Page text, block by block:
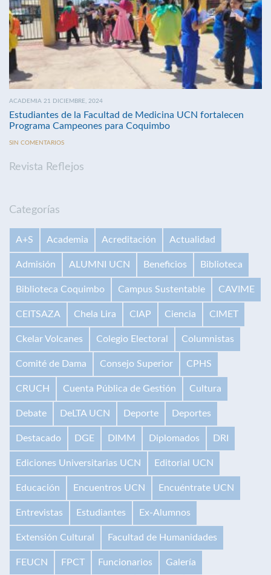
ACADEMIA 21 DICIEMBRE, 2024
Estudiantes de la Facultad de Medicina UCN fortalecen
Programa Campeones para Coquimbo
SIN COMENTARIOS
Revista Reflejos
Categorías
A+S Academia Acreditación Actualidad
Admisión ALUMNI UCN Beneficios Biblioteca
Biblioteca Coquimbo Campus Sustentable CAVIME
CEITSAZA Chela Lira CIAP Ciencia CIMET
Ckelar Volcanes Colegio Electoral Columnistas
Comité de Dama Consejo Superior CPHS
CRUCH Cuenta Pública de Gestión Cultura
Debate DeLTA UCN Deporte Deportes
Destacado DGE DIMM Diplomados DRI
Ediciones Universitarias UCN Editorial UCN
Educación Encuentros UCN Encuéntrate UCN
Entrevistas Estudiantes Ex-Alumnos
Extensión Cultural Facultad de Humanidades
FEUCN FPCT Funcionarios Galería